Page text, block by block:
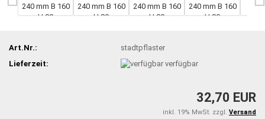
Art.Nr.:
stadtpflaster
Lieferzeit:
verfügbar
32,70 EUR
inkl. 19% MwSt. zzgl. Versand